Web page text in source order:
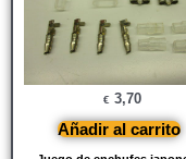
€ 3,70
Añadir al carrito